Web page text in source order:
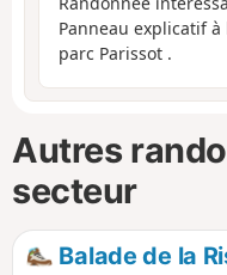
Panneau explicatif
parc Parissot .
Autres
secteur
Balade de la